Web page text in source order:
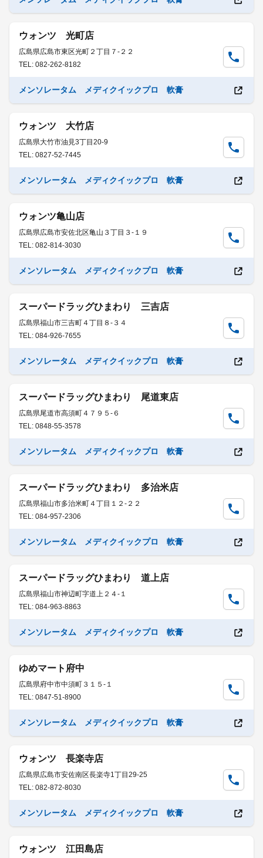
ウォンツ 光町店
広島県広島市東区光町２丁目７-２２
TEL: 082-262-8182
メンソレータム メディクイックプロ 軟膏
ウォンツ 大竹店
広島県大竹市油見3丁目20-9
TEL: 0827-52-7445
メンソレータム メディクイックプロ 軟膏
ウォンツ亀山店
広島県広島市安佐北区亀山３丁目３-１９
TEL: 082-814-3030
メンソレータム メディクイックプロ 軟膏
スーパードラッグひまわり 三吉店
広島県福山市三吉町４丁目８-３４
TEL: 084-926-7655
メンソレータム メディクイックプロ 軟膏
スーパードラッグひまわり 尾道東店
広島県尾道市高須町４７９５-６
TEL: 0848-55-3578
メンソレータム メディクイックプロ 軟膏
スーパードラッグひまわり 多治米店
広島県福山市多治米町４丁目１２-２２
TEL: 084-957-2306
メンソレータム メディクイックプロ 軟膏
スーパードラッグひまわり 道上店
広島県福山市神辺町字道上２４-１
TEL: 084-963-8863
メンソレータム メディクイックプロ 軟膏
ゆめマート府中
広島県府中市中須町３１５-１
TEL: 0847-51-8900
メンソレータム メディクイックプロ 軟膏
ウォンツ 長楽寺店
広島県広島市安佐南区長楽寺1丁目29-25
TEL: 082-872-8030
メンソレータム メディクイックプロ 軟膏
ウォンツ 江田島店